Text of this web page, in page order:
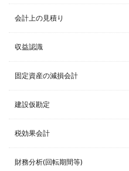
会計上の見積り
収益認識
固定資産の減損会計
建設仮勘定
税効果会計
財務分析(回転期間等)